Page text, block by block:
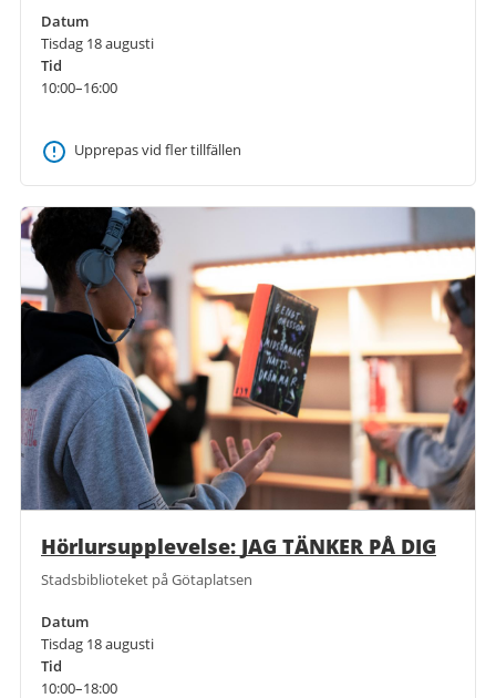
Datum
Tisdag 18 augusti
Tid
10:00–16:00
Upprepas vid fler tillfällen
Hörlursupplevelse: JAG TÄNKER PÅ DIG
Stadsbiblioteket på Götaplatsen
Datum
Tisdag 18 augusti
Tid
10:00–18:00